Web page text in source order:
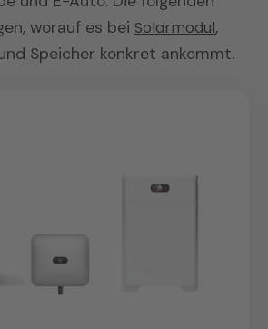
worauf es bei Solarmodul,
Speicher konkret ankommt.